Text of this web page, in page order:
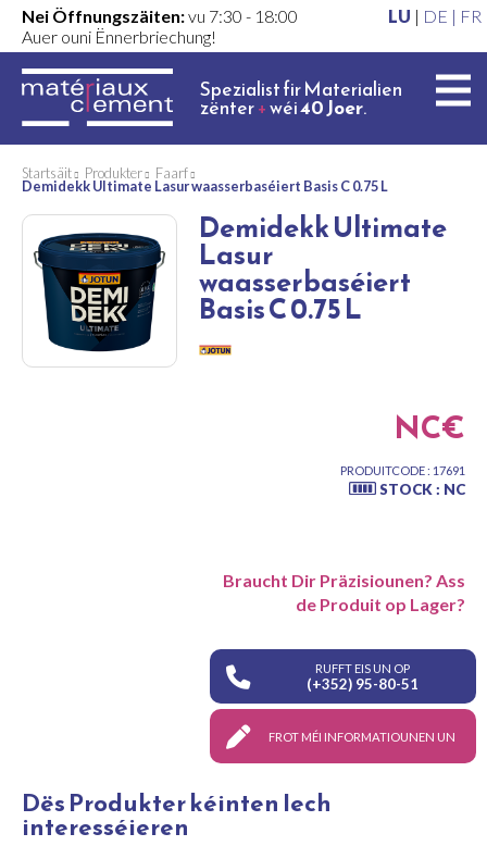
Nei Öffnungszäiten:vu 7:30 - 18:00
Auer ouni Ënnerbriechung!
LU | DE | FR
Spezialist fir Materialien
zënter+wéi40 Joer.
Startsäit Produkter Faarf
Demidekk Ultimate Lasur waasserbaséiert Basis C 0.75 L
Demidekk Ultimate
Lasur
waasserbaséiert
Basis C 0.75 L
NC€
PRODUITCODE : 17691
STOCK : NC
Braucht Dir Präzisiounen? Ass
de Produit op Lager?
RUFFT EIS UN OP
(+352) 95-80-51
FROT MÉI INFORMATIOUNEN UN
Dës Produkter kéinten Iech
interesséieren